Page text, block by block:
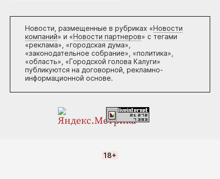
Новости, размещенные в рубриках «Новости
компаний» и «Новости партнеров» с тегами
«реклама», «городская дума»,
«законодательное собрание», «политика»,
«область», «Городской голова Калуги»
публикуются на договорной, рекламно-
информационной основе.
18+